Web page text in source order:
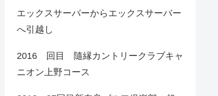
エックスサーバーからエックスサーバー
へ引越し
2016 回目 隨縁カントリークラブキャ
ニオン上野コース